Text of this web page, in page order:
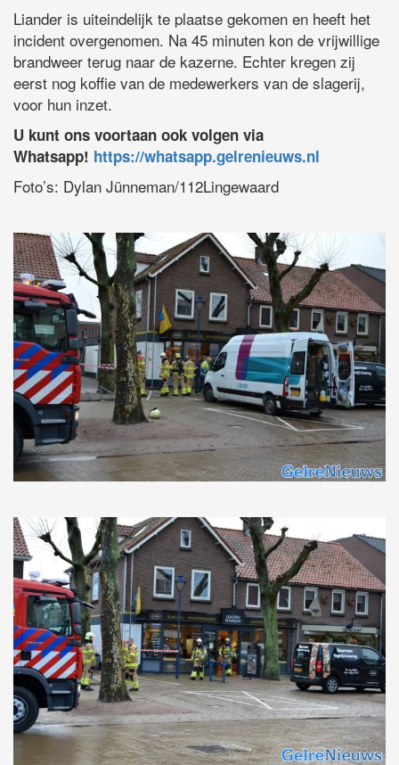
Liander is uiteindelijk te plaatse gekomen en heeft het
incident overgenomen. Na 45 minuten kon de vrijwillige
brandweer terug naar de kazerne. Echter kregen zij
eerst nog koffie van de medewerkers van de slagerij,
voor hun inzet.
U kunt ons voortaan ook volgen via
Whatsapp! https://whatsapp.gelrenieuws.nl
Foto’s: Dylan Jünneman/112Lingewaard